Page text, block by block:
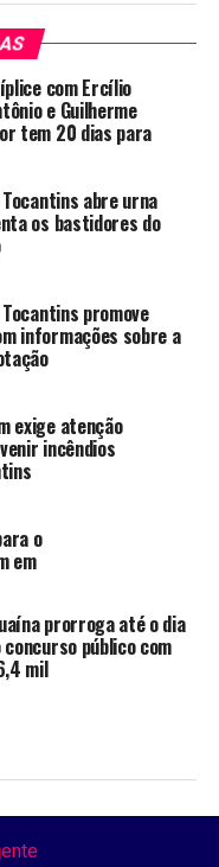
com Ercílio
e Guilherme
tem 20 dias para
abre urna
os bastidores do
promove
informações sobre a
exige atenção
incêndios
o
em
prorroga até o dia
público com
mil